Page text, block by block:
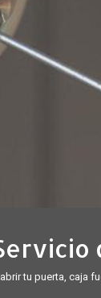
tu puerta, caja